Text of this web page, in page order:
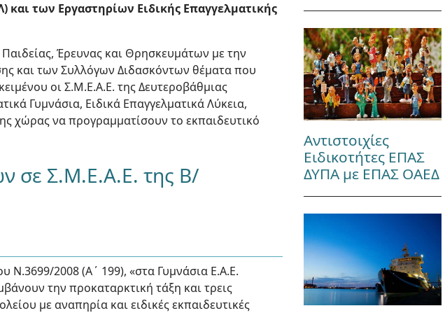
των Εργαστηρίων Ειδικής Επαγγελματικής
Έρευνας και Θρησκευμάτων με την
και των Συλλόγων Διδασκόντων θέματα που
οι Σ.Μ.Ε.Α.Ε. της Δευτεροβάθμιας
Γυμνάσια, Ειδικά Επαγγελματικά Λύκεια,
χώρας να προγραμματίσουν το εκπαιδευτικό
σε Σ.Μ.Ε.Α.Ε. της Β/
Ν.3699/2008 (Α΄ 199), «στα Γυμνάσια Ε.Α.Ε.
την προκαταρκτική τάξη και τρεις
με αναπηρία και ειδικές εκπαιδευτικές
Αντιστοιχίες
Ειδικοτήτες ΕΠΑΣ
ΔΥΠΑ με ΕΠΑΣ ΟΑΕΔ